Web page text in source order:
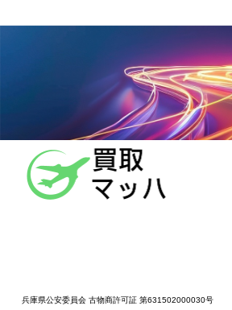
兵庫県公安委員会 古物商許可証 第631502000030号